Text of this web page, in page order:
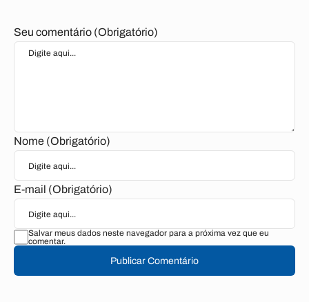
Seu comentário (Obrigatório)
Nome (Obrigatório)
E-mail (Obrigatório)
Salvar meus dados neste navegador para a próxima vez que eu
comentar.
Publicar Comentário